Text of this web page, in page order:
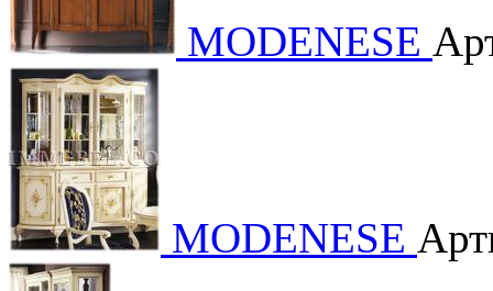
MODENESE
MODENESE